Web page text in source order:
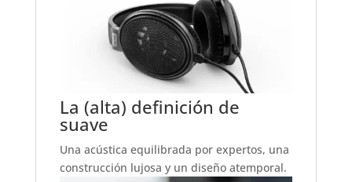
La (alta) definición de
suave
Una acústica equilibrada por expertos, una
construcción lujosa y un diseño atemporal.